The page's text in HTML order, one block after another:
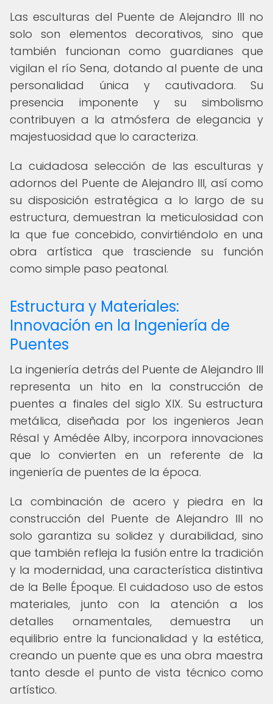
Las esculturas del Puente de Alejandro III no
solo son elementos decorativos, sino que
también funcionan como guardianes que
vigilan el río Sena, dotando al puente de una
personalidad única y cautivadora. Su
presencia imponente y su simbolismo
contribuyen a la atmósfera de elegancia y
majestuosidad que lo caracteriza.
La cuidadosa selección de las esculturas y
adornos del Puente de Alejandro III, así como
su disposición estratégica a lo largo de su
estructura, demuestran la meticulosidad con
la que fue concebido, convirtiéndolo en una
obra artística que trasciende su función
como simple paso peatonal.
Estructura y Materiales:
Innovación en la Ingeniería de
Puentes
La ingeniería detrás del Puente de Alejandro III
representa un hito en la construcción de
puentes a finales del siglo XIX. Su estructura
metálica, diseñada por los ingenieros Jean
Résal y Amédée Alby, incorpora innovaciones
que lo convierten en un referente de la
ingeniería de puentes de la época.
La combinación de acero y piedra en la
construcción del Puente de Alejandro III no
solo garantiza su solidez y durabilidad, sino
que también refleja la fusión entre la tradición
y la modernidad, una característica distintiva
de la Belle Époque. El cuidadoso uso de estos
materiales, junto con la atención a los
detalles ornamentales, demuestra un
equilibrio entre la funcionalidad y la estética,
creando un puente que es una obra maestra
tanto desde el punto de vista técnico como
artístico.